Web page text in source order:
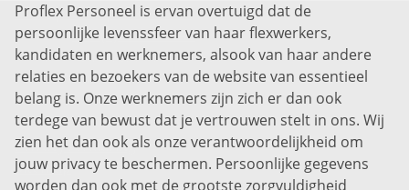
Info@proflexpersoneel.nl
Bel ons:+31 (0)85 0450040
Prins Willem-Alexanderlaan 301
7311 SW Apeldoorn
Disclaimer
Privacyverklaring
Sitemap
Proflex Personeel is ervan overtuigd dat de
persoonlijke levenssfeer van haar flexwerkers,
kandidaten en werknemers, alsook van haar andere
relaties en bezoekers van de website van essentieel
belang is. Onze werknemers zijn zich er dan ook
terdege van bewust dat je vertrouwen stelt in ons. Wij
zien het dan ook als onze verantwoordelijkheid om
jouw privacy te beschermen. Persoonlijke gegevens
worden dan ook met de grootste zorgvuldigheid